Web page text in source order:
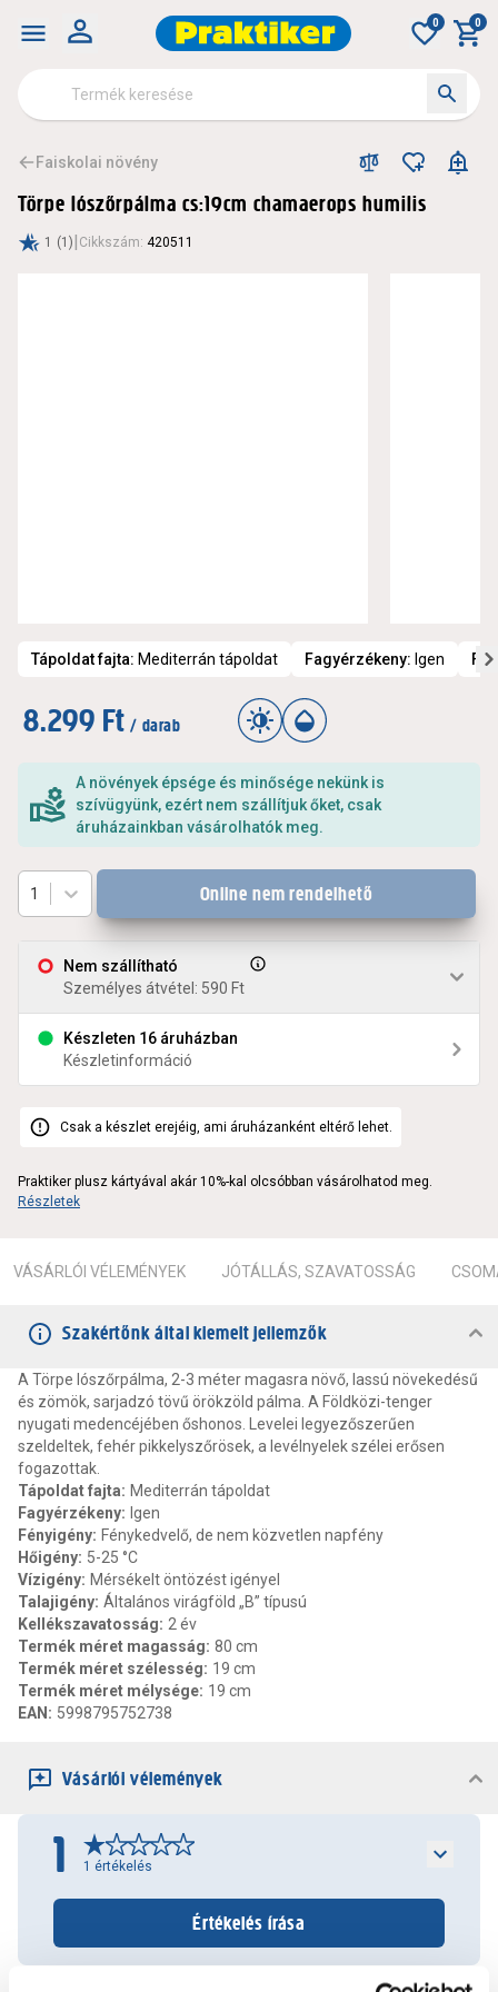
0 0
Faiskolai növény
Törpe lószőrpálma cs:19cm chamaerops humilis
1 (1)| Cikkszám: 420511
Tápoldat fajta: Mediterrán tápoldat Fagyérzékeny: Igen
8.299 Ft / darab
A növények épsége és minősége nekünk is
szívügyünk, ezért nem szállítjuk őket, csak
áruházainkban vásárolhatók meg.
Nem szállítható
Személyes átvétel: 590 Ft
Készleten 16 áruházban
Készletinformáció
1 Online nem rendelhető
Csak a készlet erejéig, ami áruházanként eltérő lehet.
Praktiker plusz kártyával akár 10%-kal olcsóbban vásárolhatod meg.
Részletek
VÁSÁRLÓI VÉLEMÉNYEK JÓTÁLLÁS, SZAVATOSSÁG
Szakértőnk által kiemelt jellemzők
A Törpe lószőrpálma, 2-3 méter magasra növő, lassú növekedésű
és zömök, sarjadzó tövű örökzöld pálma. A Földközi-tenger
nyugati medencéjében őshonos. Levelei legyezőszerűen
szeldeltek, fehér pikkelyszőrösek, a levélnyelek szélei erősen
fogazottak.
Tápoldat fajta: Mediterrán tápoldat
Fagyérzékeny: Igen
Fényigény: Fénykedvelő, de nem közvetlen napfény
Hőigény: 5-25 °C
Vízigény: Mérsékelt öntözést igényel
Talajigény: Általános virágföld „B” típusú
Kellékszavatosság: 2 év
Termék méret magasság: 80 cm
Termék méret szélesség: 19 cm
Termék méret mélysége: 19 cm
EAN : 5998795752738
Vásárlói vélemények
1 1 értékelés
Értékelés írása